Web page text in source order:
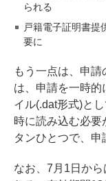
られる
戸籍電子証明書提
要に
もう一点は、申
は、申請を一時的
イル(.dat形式)と
時に読み込む必要
タンひとつで、申
なお、7月1日か